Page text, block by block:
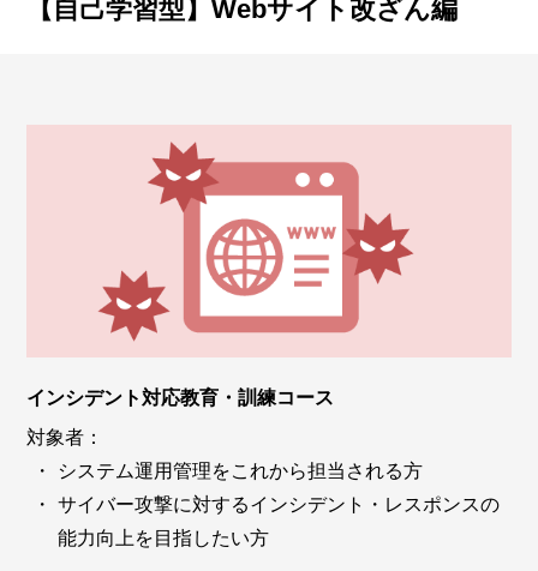
【自己学習型】Webサイト改ざん編
インシデント対応教育・訓練コース
対象者：
システム運用管理をこれから担当される方
サイバー攻撃に対するインシデント・レスポンスの
能力向上を目指したい方